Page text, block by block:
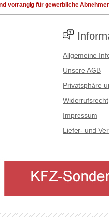
vorrangig für gewerbliche
Allgemeine
Unsere AGB
Privatsphäre
Widerrufsrecht
Impressum
Liefer- und